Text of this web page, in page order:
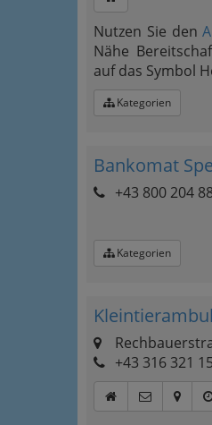
Nutzen Sie den
Nähe
auf das Symbol
Kategorien
Bankomat
+43 800 204
Kategorien
+43 316 321